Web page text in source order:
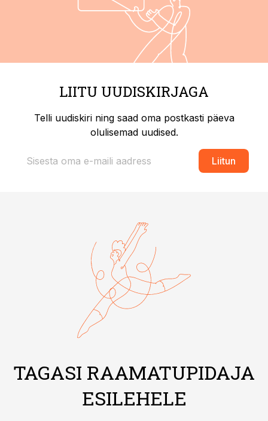
LIITU UUDISKIRJAGA
Telli uudiskiri ning saad oma postkasti päeva
olulisemad uudised.
Liitun
TAGASI RAAMATUPIDAJA
ESILEHELE